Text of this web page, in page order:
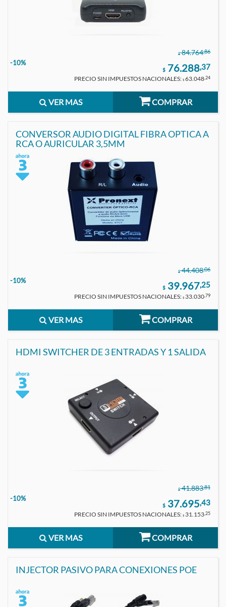
$ 84.764,86
-10%
$ 76.288,37
PRECIO SIN IMPUESTOS NACIONALES: $ 63.048,24
VER MAS COMPRAR
CONVERSOR AUDIO DIGITAL FIBRA OPTICA A
RCA O AURICULAR 3,5MM
$ 44.408,06
-10%
$ 39.967,25
PRECIO SIN IMPUESTOS NACIONALES: $ 33.030,79
VER MAS COMPRAR
HDMI SWITCHER DE 3 ENTRADAS Y 1 SALIDA
$ 41.883,81
-10%
$ 37.695,43
PRECIO SIN IMPUESTOS NACIONALES: $ 31.153,25
VER MAS COMPRAR
INJECTOR PASIVO PARA CONEXIONES POE